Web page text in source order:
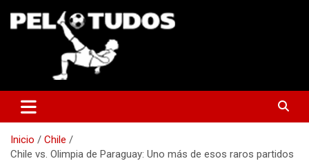
Inicio
Chile
Chile vs. Olimpia de Paraguay: Uno más de esos raros partidos